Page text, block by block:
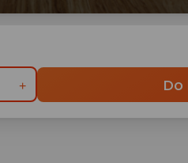
Do